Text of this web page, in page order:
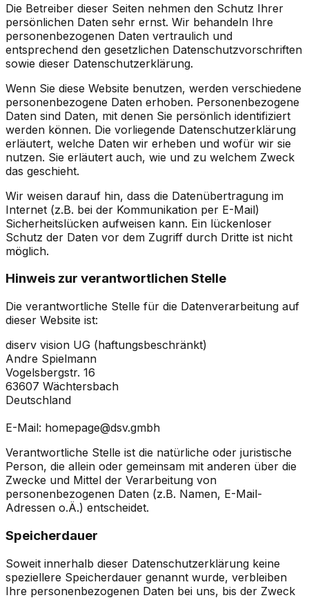
Die Betreiber dieser Seiten nehmen den Schutz Ihrer
persönlichen Daten sehr ernst. Wir behandeln Ihre
personenbezogenen Daten vertraulich und
entsprechend den gesetzlichen Datenschutzvorschriften
sowie dieser Datenschutzerklärung.
Wenn Sie diese Website benutzen, werden verschiedene
personenbezogene Daten erhoben. Personenbezogene
Daten sind Daten, mit denen Sie persönlich identifiziert
werden können. Die vorliegende Datenschutzerklärung
erläutert, welche Daten wir erheben und wofür wir sie
nutzen. Sie erläutert auch, wie und zu welchem Zweck
das geschieht.
Wir weisen darauf hin, dass die Datenübertragung im
Internet (z.B. bei der Kommunikation per E-Mail)
Sicherheitslücken aufweisen kann. Ein lückenloser
Schutz der Daten vor dem Zugriff durch Dritte ist nicht
möglich.
Hinweis zur verantwortlichen Stelle
Die verantwortliche Stelle für die Datenverarbeitung auf
dieser Website ist:
diserv vision UG (haftungsbeschränkt)
Andre Spielmann
Vogelsbergstr. 16
63607 Wächtersbach
Deutschland
E-Mail: homepage@dsv.gmbh
Verantwortliche Stelle ist die natürliche oder juristische
Person, die allein oder gemeinsam mit anderen über die
Zwecke und Mittel der Verarbeitung von
personenbezogenen Daten (z.B. Namen, E-Mail-
Adressen o.Ä.) entscheidet.
Speicherdauer
Soweit innerhalb dieser Datenschutzerklärung keine
speziellere Speicherdauer genannt wurde, verbleiben
Ihre personenbezogenen Daten bei uns, bis der Zweck